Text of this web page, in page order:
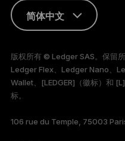
简体中文
FRANÇAIS
DEUTSCH
版权所有 © Ledger SAS。保留
Ledger Flex、Ledger Nano、
Wallet、[LEDGER]（徽标）和
标。
106 rue du Temple, 75003